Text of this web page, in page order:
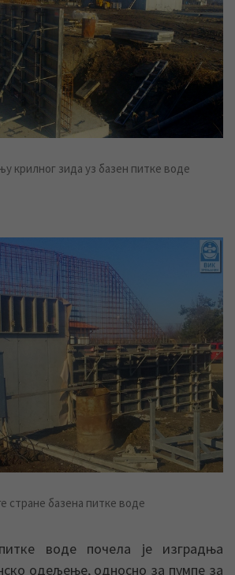
крилног зида уз базен питке воде
стране базена питке воде
воде почела је изградња
одељење, односно за пумпе за